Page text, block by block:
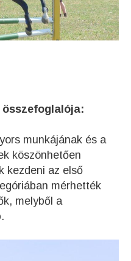
munkájának és a
köszönhetően
kezdeni az első
mérhették
melyből a